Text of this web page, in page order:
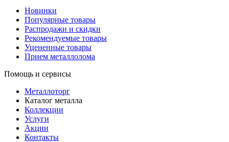
Новинки
Популярные товары
Распродажи и скидки
Рекомендуемые товары
Уцененные товары
Прием металлолома
Помощь и сервисы
Металлоторг
Каталог металла
Коллекции
Услуги
Акции
Контакты